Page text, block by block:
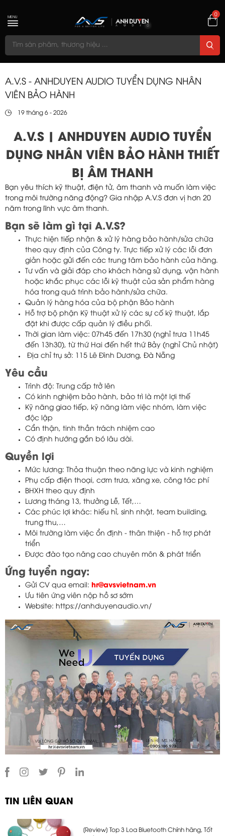
0
MENU
A.V.S - ANHDUYEN AUDIO TUYỂN DỤNG NHÂN
VIÊN BẢO HÀNH
19 tháng 6 - 2026
A.V.S | ANHDUYEN AUDIO TUYỂN
DỤNG NHÂN VIÊN BẢO HÀNH THIẾT
BỊ ÂM THANH
Bạn yêu thích kỹ thuật, điện tử, âm thanh và muốn làm việc
trong môi trường năng động? Gia nhập A.V.S đơn vị hơn 20
năm trong lĩnh vực âm thanh.
Bạn sẽ làm gì tại A.V.S?
Thực hiện tiếp nhận & xử lý hàng bảo hành/sửa chữa
theo quy định của Công ty. Trực tiếp xử lý các lỗi đơn
giản hoặc gửi đến các trung tâm bảo hành của hãng.
Tư vấn và giải đáp cho khách hàng sử dụng, vận hành
hoặc khắc phục các lỗi kỹ thuật của sản phẩm hàng
hóa trong quá trình bảo hành/sửa chữa.
Quản lý hàng hóa của bộ phận Bảo hành
Hỗ trợ bộ phận Kỹ thuật xử lý các sự cố kỹ thuật, lắp
đặt khi được cấp quản lý điều phối.
Thời gian làm việc: 07h45 đến 17h30 (nghỉ trưa 11h45
đến 13h30), từ thứ Hai đến hết thứ Bảy (nghỉ Chủ nhật)
Địa chỉ trụ sở: 115 Lê Đình Dương, Đà Nẵng
Yêu cầu
Trình độ: Trung cấp trở lên
Có kinh nghiệm bảo hành, bảo trì là một lợi thế
Kỹ năng giao tiếp, kỹ năng làm việc nhóm, làm việc
độc lập
Cẩn thận, tinh thần trách nhiệm cao
Có định hướng gắn bó lâu dài.
Quyền lợi
Mức lương: Thỏa thuận theo năng lực và kinh nghiệm
Phụ cấp điện thoại, cơm trưa, xăng xe, công tác phí
BHXH theo quy định
Lương tháng 13, thưởng Lễ, Tết,…
Các phúc lợi khác: hiếu hỉ, sinh nhật, team building,
trung thu,…
Môi trường làm việc ổn định - thân thiện - hỗ trợ phát
triển
Được đào tạo nâng cao chuyên môn & phát triển
Ứng tuyển ngay:
Gửi CV qua email:
hr@avsvietnam.vn
Ưu tiên ứng viên nộp hồ sơ sớm
Website: https://anhduyenaudio.vn/
TIN LIÊN QUAN
[Review] Top 3 Loa Bluetooth Chính hãng, Tốt